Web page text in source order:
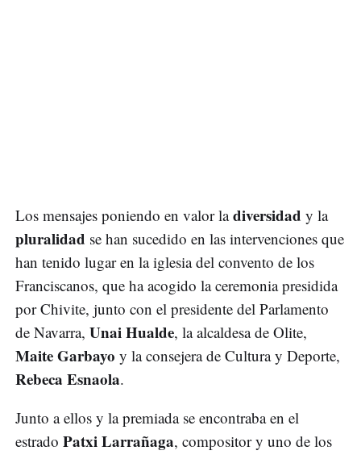
Los mensajes poniendo en valor ladiversidad y la
pluralidad se han sucedido en las intervenciones que
han tenido lugar en la iglesia del convento de los
Franciscanos, que ha acogido la ceremonia presidida
por Chivite, junto con el presidente del Parlamento
de Navarra, Unai Hualde, la alcaldesa de Olite,
Maite Garbayo y la consejera de Cultura y Deporte,
Rebeca Esnaola.
Junto a ellos y la premiada se encontraba en el
estrado Patxi Larrañaga, compositor y uno de los